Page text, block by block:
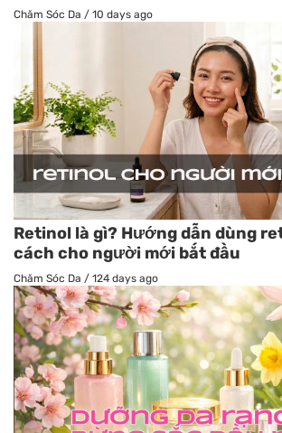
Chăm Sóc Da / 10 days ago
Retinol là gì? Hướng dẫn dùng
cách cho người mới bắt đầu
Chăm Sóc Da / 124 days ago